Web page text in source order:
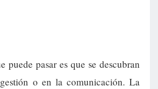
puede pasar es que se descubran
o en la comunicación. La